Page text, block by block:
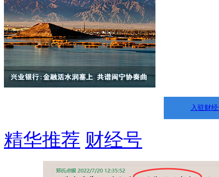
入驻财
精华推荐 财经号